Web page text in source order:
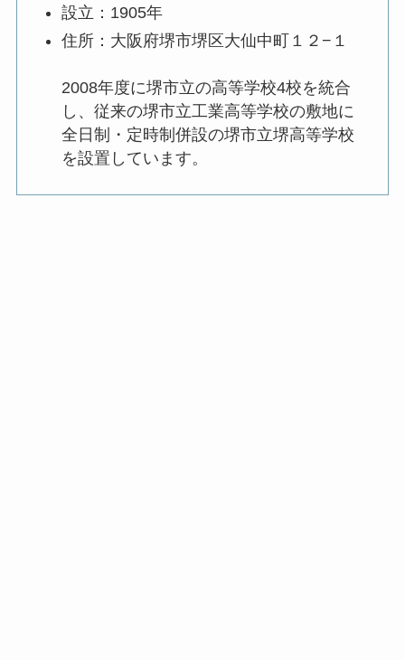
設立：1905年
住所：大阪府堺市堺区大仙中町１２−１
2008年度に堺市立の高等学校4校を統合
し、従来の堺市立工業高等学校の敷地に
全日制・定時制併設の堺市立堺高等学校
を設置しています。